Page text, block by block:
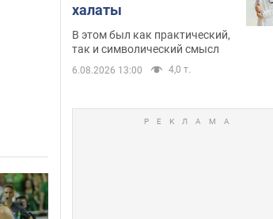
халаты
В этом был как практический,
так и символический смысл
6.08.2026 13:00 4,0 т.